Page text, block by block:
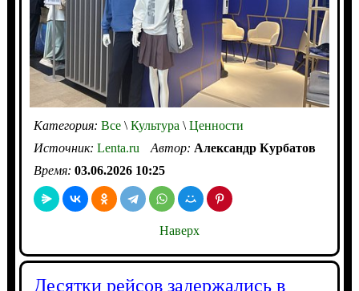
Категория: Все\Культура \Ценности
Источник: Lenta.ru Автор: Александр Курбатов
Время: 03.06.2026 10:25
Наверх
Десятки рейсов задержались в